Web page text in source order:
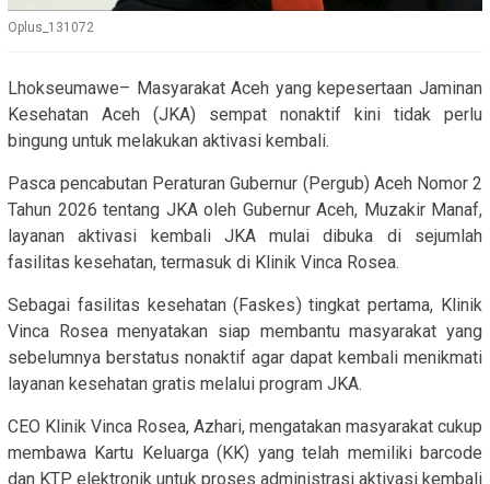
Oplus_131072
Lhokseumawe– Masyarakat Aceh yang kepesertaan Jaminan
Kesehatan Aceh (JKA) sempat nonaktif kini tidak perlu
bingung untuk melakukan aktivasi kembali.
Pasca pencabutan Peraturan Gubernur (Pergub) Aceh Nomor 2
Tahun 2026 tentang JKA oleh Gubernur Aceh, Muzakir Manaf,
layanan aktivasi kembali JKA mulai dibuka di sejumlah
fasilitas kesehatan, termasuk di Klinik Vinca Rosea.
Sebagai fasilitas kesehatan (Faskes) tingkat pertama, Klinik
Vinca Rosea menyatakan siap membantu masyarakat yang
sebelumnya berstatus nonaktif agar dapat kembali menikmati
layanan kesehatan gratis melalui program JKA.
CEO Klinik Vinca Rosea, Azhari, mengatakan masyarakat cukup
membawa Kartu Keluarga (KK) yang telah memiliki barcode
dan KTP elektronik untuk proses administrasi aktivasi kembali